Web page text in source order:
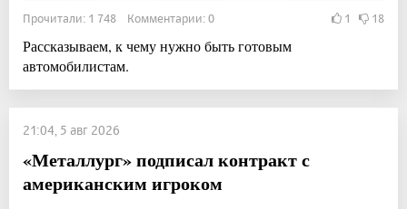
Прочитали: 1 748 Комментарии: 0 1 18
Рассказываем, к чему нужно быть готовым
автомобилистам.
21:04, 5 авг 2026
«Металлург» подписал контракт с
американским игроком